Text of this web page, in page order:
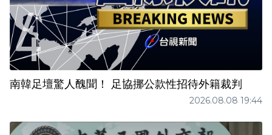
南韓足壇驚人醜聞！ 足協挪公款性招待外籍裁判
2026.08.08 19:44